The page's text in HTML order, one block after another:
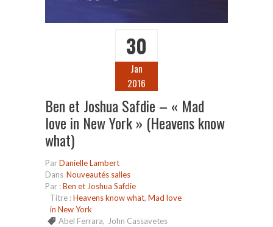
30
Jan
2016
Ben et Joshua Safdie – « Mad
love in New York » (Heavens know
what)
ParDanielle Lambert
Dans Nouveautés salles
Par :Ben et Joshua Safdie
Titre :Heavens know what, Mad love
in New York
Abel Ferrara, John Cassavetes